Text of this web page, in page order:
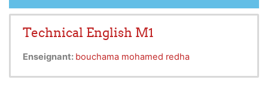
Technical English M1
Enseignant: bouchama mohamed redha